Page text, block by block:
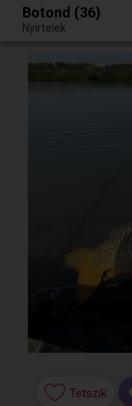
Egy jó randiból bármi lehet.
Botond (36)
Nyírtelek
Tetszik